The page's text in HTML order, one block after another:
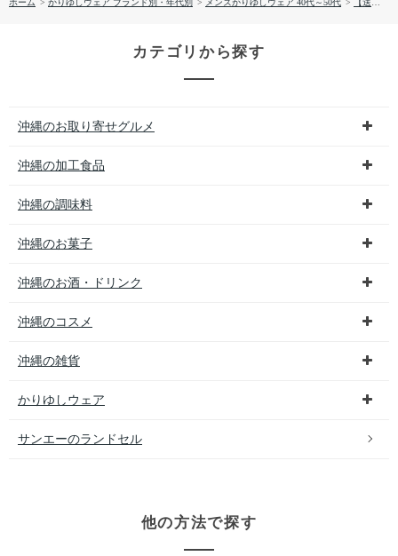
ホーム > かりゆしウェア ブランド別・年代別 > メンズかりゆしウェア 40代～50代 > 【送料無料】トロピカリーヌソレイユ柄 かりゆしウェア GEM16013S
カテゴリから探す
沖縄のお取り寄せグルメ
沖縄の加工食品
沖縄の調味料
沖縄のお菓子
沖縄のお酒・ドリンク
沖縄のコスメ
沖縄の雑貨
かりゆしウェア
サンエーのランドセル
他の方法で探す